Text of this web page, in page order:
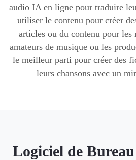
audio IA en ligne pour traduire
utiliser le contenu pour créer
articles ou du contenu pour les
amateurs de musique ou les
le meilleur parti pour créer des
leurs chansons avec un
Logiciel de